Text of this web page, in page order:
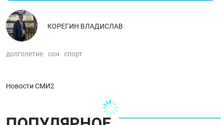
КОРЕГИН ВЛАДИСЛАВ
долголетие сон спорт
Новости СМИ2